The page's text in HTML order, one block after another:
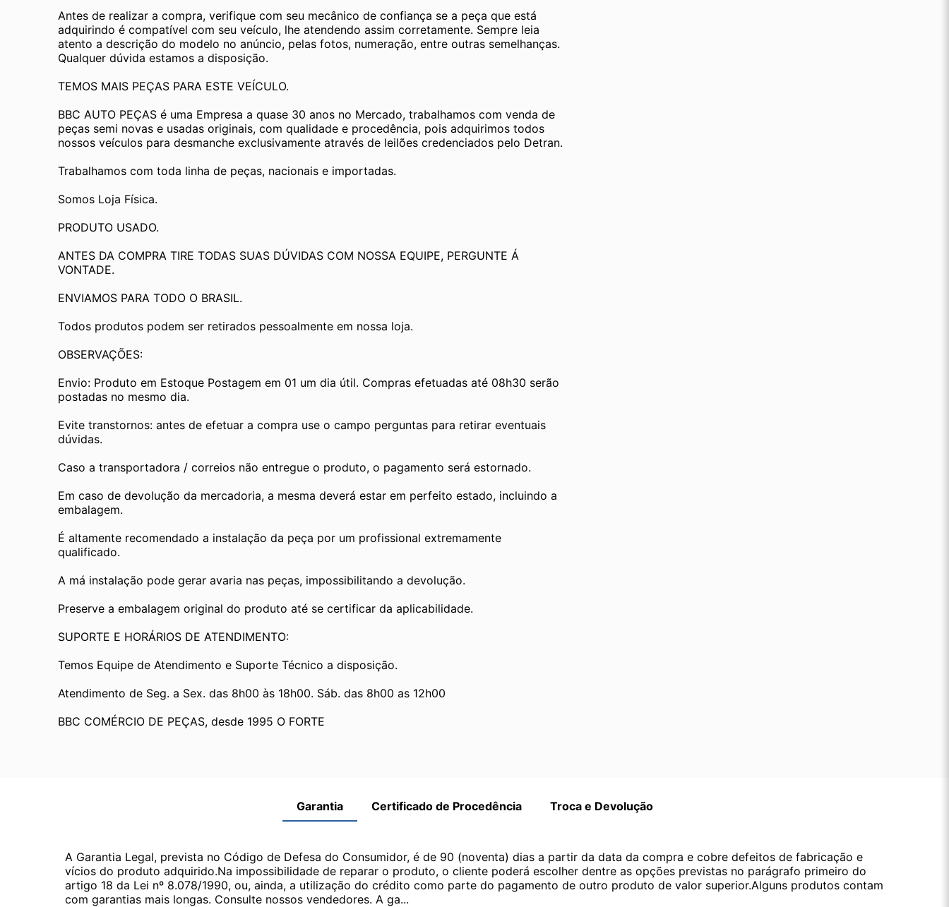
Antes de realizar a compra, verifique com seu mecânico de confiança se a peça que está
adquirindo é compatível com seu veículo, lhe atendendo assim corretamente. Sempre leia
atento a descrição do modelo no anúncio, pelas fotos, numeração, entre outras semelhanças.
Qualquer dúvida estamos a disposição.
TEMOS MAIS PEÇAS PARA ESTE VEÍCULO.
BBC AUTO PEÇAS é uma Empresa a quase 30 anos no Mercado, trabalhamos com venda de
peças semi novas e usadas originais, com qualidade e procedência, pois adquirimos todos
nossos veículos para desmanche exclusivamente através de leilões credenciados pelo Detran.
Trabalhamos com toda linha de peças, nacionais e importadas.
Somos Loja Física.
PRODUTO USADO.
ANTES DA COMPRA TIRE TODAS SUAS DÚVIDAS COM NOSSA EQUIPE, PERGUNTE Á
VONTADE.
ENVIAMOS PARA TODO O BRASIL.
Todos produtos podem ser retirados pessoalmente em nossa loja.
OBSERVAÇÕES:
Envio: Produto em Estoque Postagem em 01 um dia útil. Compras efetuadas até 08h30 serão
postadas no mesmo dia.
Evite transtornos: antes de efetuar a compra use o campo perguntas para retirar eventuais
dúvidas.
Caso a transportadora / correios não entregue o produto, o pagamento será estornado.
Em caso de devolução da mercadoria, a mesma deverá estar em perfeito estado, incluindo a
embalagem.
É altamente recomendado a instalação da peça por um profissional extremamente
qualificado.
A má instalação pode gerar avaria nas peças, impossibilitando a devolução.
Preserve a embalagem original do produto até se certificar da aplicabilidade.
SUPORTE E HORÁRIOS DE ATENDIMENTO:
Temos Equipe de Atendimento e Suporte Técnico a disposição.
Atendimento de Seg. a Sex. das 8h00 às 18h00. Sáb. das 8h00 as 12h00
BBC COMÉRCIO DE PEÇAS, desde 1995 O FORTE
Garantia Certificado de Procedência Troca e Devolução
A Garantia Legal, prevista no Código de Defesa do Consumidor, é de 90 (noventa) dias a partir da data da compra e cobre defeitos de fabricação e
vícios do produto adquirido.Na impossibilidade de reparar o produto, o cliente poderá escolher dentre as opções previstas no parágrafo primeiro do
artigo 18 da Lei nº 8.078/1990, ou, ainda, a utilização do crédito como parte do pagamento de outro produto de valor superior.Alguns produtos contam
com garantias mais longas. Consulte nossos vendedores. A ga...